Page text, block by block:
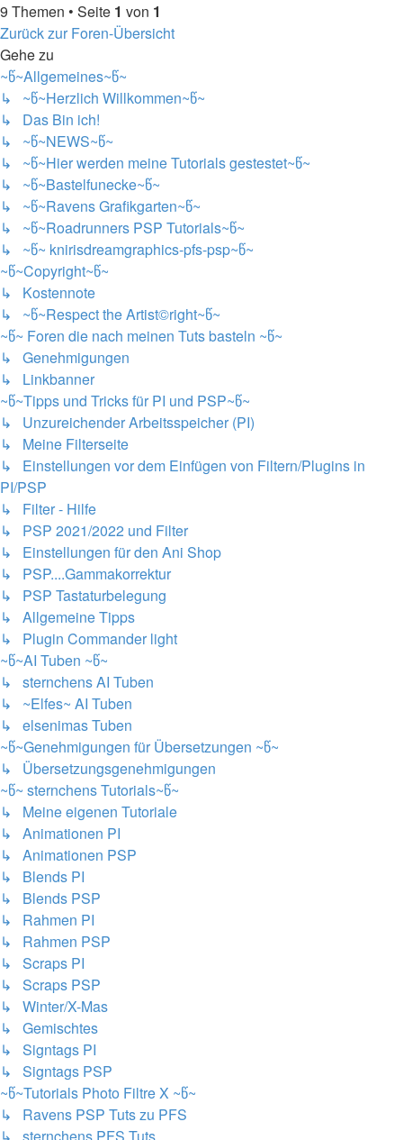
9 Themen • Seite 1 von 1
Zurück zur Foren-Übersicht
Gehe zu
~წ~Allgemeines~წ~
↳ ~წ~Herzlich Willkommen~წ~
↳ Das Bin ich!
↳ ~წ~NEWS~წ~
↳ ~წ~Hier werden meine Tutorials gestestet~წ~
↳ ~წ~Bastelfunecke~წ~
↳ ~წ~Ravens Grafikgarten~წ~
↳ ~წ~Roadrunners PSP Tutorials~წ~
↳ ~წ~ knirisdreamgraphics-pfs-psp~წ~
~წ~Copyright~წ~
↳ Kostennote
↳ ~წ~Respect the Artist©right~წ~
~წ~ Foren die nach meinen Tuts basteln ~წ~
↳ Genehmigungen
↳ Linkbanner
~წ~Tipps und Tricks für PI und PSP~წ~
↳ Unzureichender Arbeitsspeicher (PI)
↳ Meine Filterseite
↳ Einstellungen vor dem Einfügen von Filtern/Plugins in
PI/PSP
↳ Filter - Hilfe
↳ PSP 2021/2022 und Filter
↳ Einstellungen für den Ani Shop
↳ PSP....Gammakorrektur
↳ PSP Tastaturbelegung
↳ Allgemeine Tipps
↳ Plugin Commander light
~წ~AI Tuben ~წ~
↳ sternchens AI Tuben
↳ ~Elfes~ AI Tuben
↳ elsenimas Tuben
~წ~Genehmigungen für Übersetzungen ~წ~
↳ Übersetzungsgenehmigungen
~წ~ sternchens Tutorials~წ~
↳ Meine eigenen Tutoriale
↳ Animationen PI
↳ Animationen PSP
↳ Blends PI
↳ Blends PSP
↳ Rahmen PI
↳ Rahmen PSP
↳ Scraps PI
↳ Scraps PSP
↳ Winter/X-Mas
↳ Gemischtes
↳ Signtags PI
↳ Signtags PSP
~წ~Tutorials Photo Filtre X ~წ~
↳ Ravens PSP Tuts zu PFS